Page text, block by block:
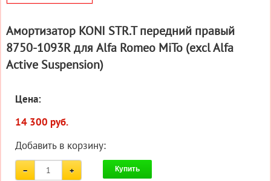
Амортизатор KONI STR.T передний правый
8750-1093R для Alfa Romeo MiTo (excl Alfa
Active Suspension)
Цена:
14 300 руб.
Добавить в корзину:
Купить